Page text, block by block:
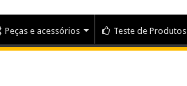
Peças e acessórios Teste de Produtos